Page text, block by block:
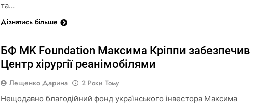
та…
Дізнатись більше
БФ MK Foundation Максима Кріппи забезпечив
Центр хірургії реанімобілями
Лещенко Дарина
2 Роки Тому
Нещодавно благодійний фонд українського інвестора Максима